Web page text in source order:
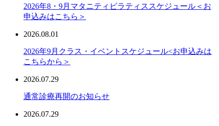
2026年8・9月マタニティピラティススケジュール＜お
申込みはこちら＞
2026.08.01
2026年9月クラス・イベントスケジュール<お申込みは
こちらから＞
2026.07.29
通常診療再開のお知らせ
2026.07.29